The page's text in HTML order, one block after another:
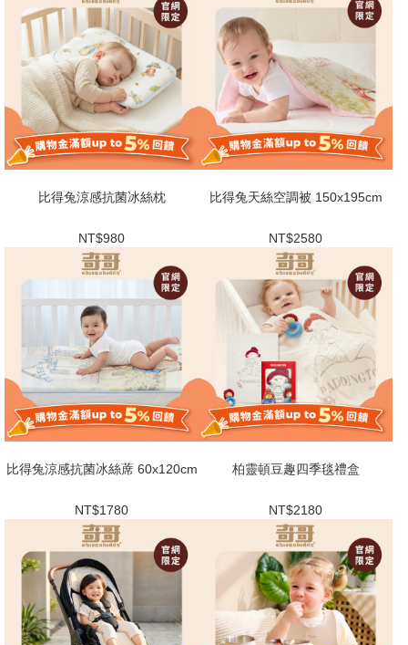
比得兔涼感抗菌冰絲枕
NT$980
比得兔天絲空調被 150x195cm
NT$2580
比得兔涼感抗菌冰絲蓆 60x120cm
NT$1780
柏靈頓豆趣四季毯禮盒
NT$2180